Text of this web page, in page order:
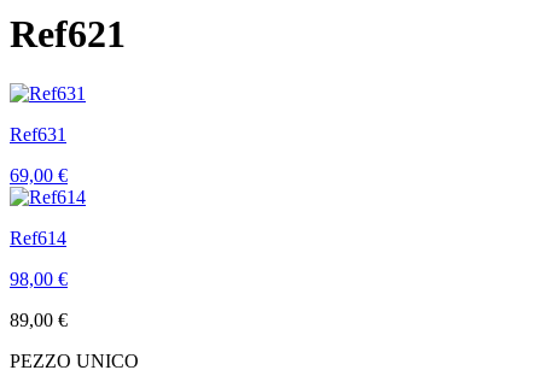
Ref621
Ref631
69,00 €
Ref614
98,00 €
89,00 €
PEZZO UNICO